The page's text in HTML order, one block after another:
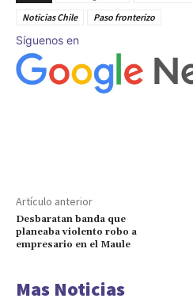
Noticias Chile
Paso fronterizo
Síguenos en
Artículo anterior
Desbaratan banda que
planeaba violento robo a
empresario en el Maule
Mas Noticias